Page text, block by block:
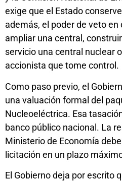
exige que el Estado
además, el poder de veto
ampliar una central,
servicio una central nuclear
accionista que tome control.
Como paso previo, el
una valuación formal del
Nucleoeléctrica. Esa
banco público nacional. La
Ministerio de Economía
licitación en un plazo
El Gobierno deja por escrito